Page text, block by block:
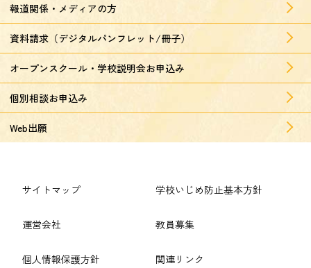
報道関係・メディアの方
資料請求（デジタルパンフレット/冊子）
オープンスクール・学校説明会お申込み
個別相談お申込み
Web出願
サイトマップ
運営会社
個人情報保護方針
学校いじめ防止基本方針
教員募集
関連リンク